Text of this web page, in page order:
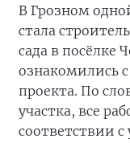
В Грозном
стала
сада в посёлке
ознакомились
проекта. По
участка, все
соответствии